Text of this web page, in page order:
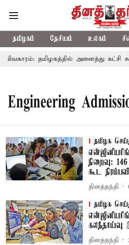
தமிழகம் தேசியம் உலகம்
விவகாரம்: தமிழகத்தில் அனைத்து கட்சி
Engineering
தமிழக
நிறைவு:
கூட
தினத்தந்தி
தமிழக
தினத்தந்தி